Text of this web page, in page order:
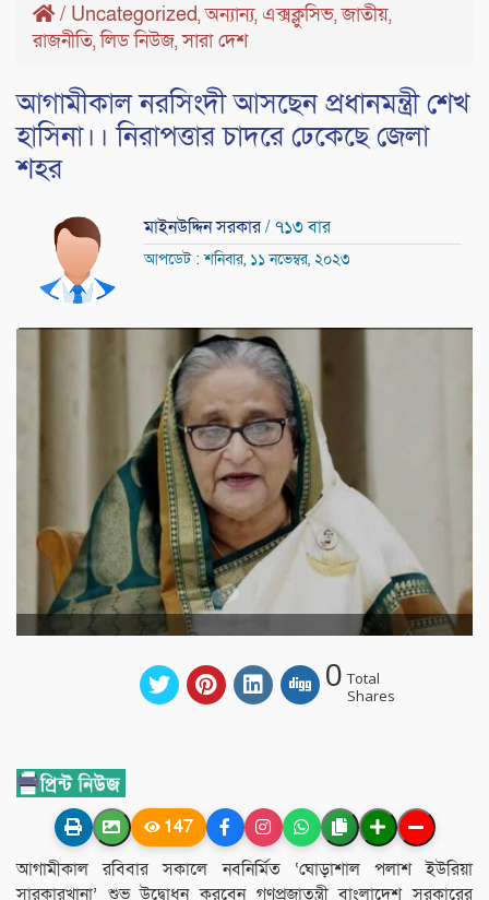
/ Uncategorized,অন্যান্য, এক্সক্লুসিভ,জাতীয়,
রাজনীতি,লিড নিউজ,সারা দেশ
আগামীকাল নরসিংদী আসছেন প্রধানমন্ত্রী শেখ
হাসিনা।। নিরাপত্তার চাদরে ঢেকেছে জেলা
শহর
মাইনউদ্দিন সরকার/ ৭১৩ বার
আপডেট : শনিবার, ১১ নভেম্বর, ২০২৩
0 Total
Shares
147
আগামীকাল রবিবার সকালে নবনির্মিত ‘ঘোড়াশাল পলাশ ইউরিয়া
সারকারখানা’ শুভ উদ্বোধন করবেন গণপ্রজাতন্ত্রী বাংলাদেশ সরকারের